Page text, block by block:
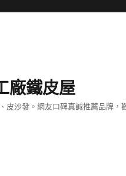
廠鐵皮屋
皮沙發。網友口碑真誠推薦品牌，